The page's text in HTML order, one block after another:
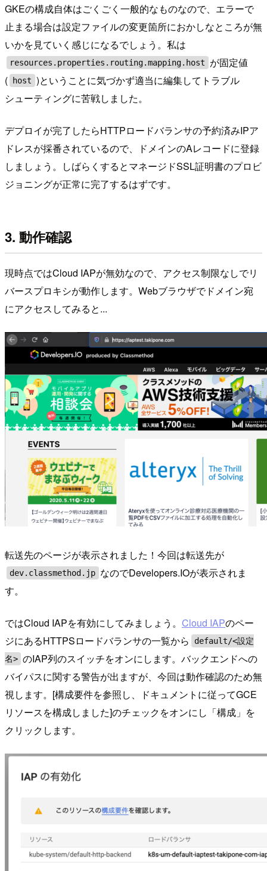
GKEの構成自体はごくごく一般的なものなので、エラーで
止まる場合は設定ファイルの変更箇所におかしなところが無
いかを見ていく感じになるでしょう。私は
resources.properties.routing.mapping.host
が固定値
(
host )ということに気づかず適当に編集してトラブル
シューティングに苦戦しました。
デプロイが完了したらHTTPロードバランサの予約済みIPア
ドレスが採番されているので、ドメインのAレコードに登録
しましょう。しばらくするとマネージドSSL証明書のプロビ
ジョニングが正常に完了するはずです。
3. 動作確認
現時点ではCloud IAPが無効なので、アクセス制限なしでリ
バースプロキシが動作します。Webブラウザでドメイン宛
にアクセスしてみると...
転送先のページが表示されました！今回は転送先が
dev.classmethod.jp なのでDevelopers.IOが表示されま
す。
ではCloud IAPを有効にしてみましょう。 Cloud IAPのペー
ジにあるHTTPSロードバランサの一覧から
default/<設定
名> のIAP列のスイッチをオンにします。バックエンドへの
バイパスに関する警告が出ますが、今回は動作確認のため無
視します。[構成要件を参照し、ドキュメントに従ってGCE
リソースを構成しました]のチェックをオンにし「構成」を
クリックします。